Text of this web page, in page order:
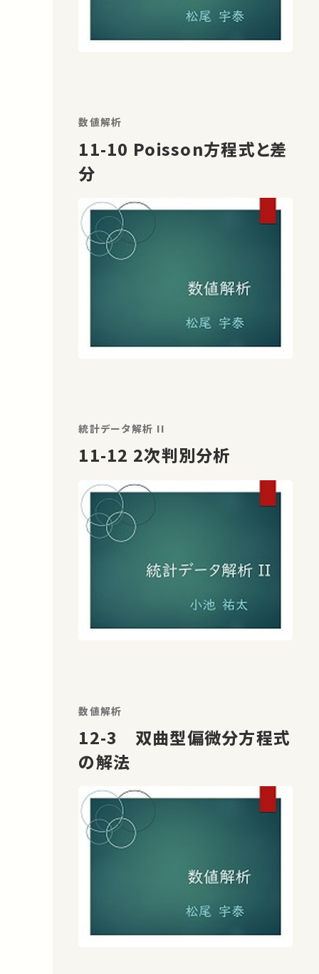
数値解析
11-10 Poisson方程式と差
分
統計データ解析 II
11-12 2次判別分析
数値解析
12-3 双曲型偏微分方程式
の解法